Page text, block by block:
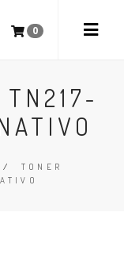
0
TN217-
TONER